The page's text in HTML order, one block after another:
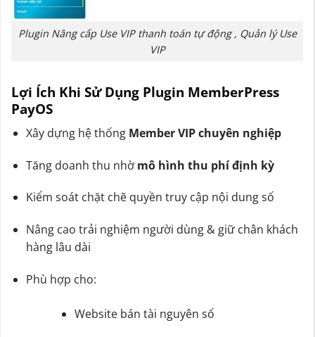
Plugin Nâng cấp Use VIP thanh toán tự động , Quản lý Use
VIP
Lợi Ích Khi Sử Dụng Plugin MemberPress
PayOS
Xây dựng hệ thống Member VIP chuyên nghiệp
Tăng doanh thu nhờ mô hình thu phí định kỳ
Kiểm soát chặt chẽ quyền truy cập nội dung số
Nâng cao trải nghiệm người dùng & giữ chân khách
hàng lâu dài
Phù hợp cho:
Website bán tài nguyên số